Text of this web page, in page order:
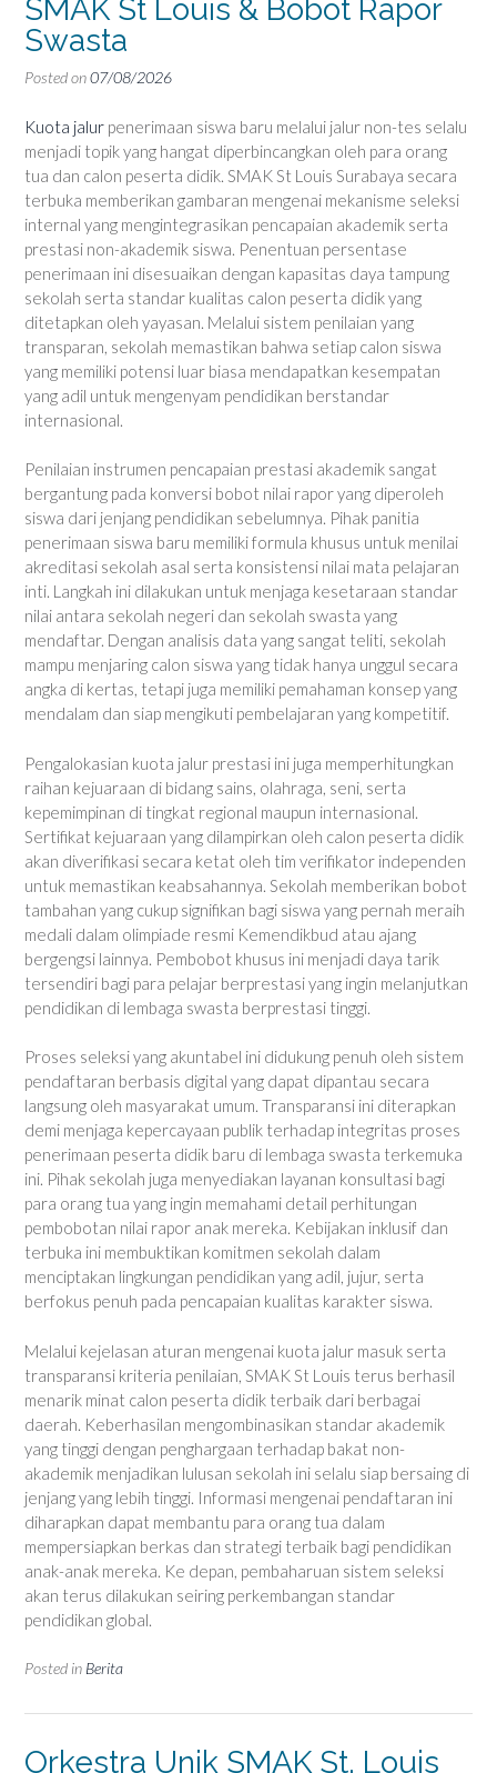
SMAK St Louis & Bobot Rapor
Swasta
Posted on07/08/2026
Kuota jalur penerimaan siswa baru melalui jalur non-tes selalu
menjadi topik yang hangat diperbincangkan oleh para orang
tua dan calon peserta didik. SMAK St Louis Surabaya secara
terbuka memberikan gambaran mengenai mekanisme seleksi
internal yang mengintegrasikan pencapaian akademik serta
prestasi non-akademik siswa. Penentuan persentase
penerimaan ini disesuaikan dengan kapasitas daya tampung
sekolah serta standar kualitas calon peserta didik yang
ditetapkan oleh yayasan. Melalui sistem penilaian yang
transparan, sekolah memastikan bahwa setiap calon siswa
yang memiliki potensi luar biasa mendapatkan kesempatan
yang adil untuk mengenyam pendidikan berstandar
internasional.
Penilaian instrumen pencapaian prestasi akademik sangat
bergantung pada konversi bobot nilai rapor yang diperoleh
siswa dari jenjang pendidikan sebelumnya. Pihak panitia
penerimaan siswa baru memiliki formula khusus untuk menilai
akreditasi sekolah asal serta konsistensi nilai mata pelajaran
inti. Langkah ini dilakukan untuk menjaga kesetaraan standar
nilai antara sekolah negeri dan sekolah swasta yang
mendaftar. Dengan analisis data yang sangat teliti, sekolah
mampu menjaring calon siswa yang tidak hanya unggul secara
angka di kertas, tetapi juga memiliki pemahaman konsep yang
mendalam dan siap mengikuti pembelajaran yang kompetitif.
Pengalokasian kuota jalur prestasi ini juga memperhitungkan
raihan kejuaraan di bidang sains, olahraga, seni, serta
kepemimpinan di tingkat regional maupun internasional.
Sertifikat kejuaraan yang dilampirkan oleh calon peserta didik
akan diverifikasi secara ketat oleh tim verifikator independen
untuk memastikan keabsahannya. Sekolah memberikan bobot
tambahan yang cukup signifikan bagi siswa yang pernah meraih
medali dalam olimpiade resmi Kemendikbud atau ajang
bergengsi lainnya. Pembobot khusus ini menjadi daya tarik
tersendiri bagi para pelajar berprestasi yang ingin melanjutkan
pendidikan di lembaga swasta berprestasi tinggi.
Proses seleksi yang akuntabel ini didukung penuh oleh sistem
pendaftaran berbasis digital yang dapat dipantau secara
langsung oleh masyarakat umum. Transparansi ini diterapkan
demi menjaga kepercayaan publik terhadap integritas proses
penerimaan peserta didik baru di lembaga swasta terkemuka
ini. Pihak sekolah juga menyediakan layanan konsultasi bagi
para orang tua yang ingin memahami detail perhitungan
pembobotan nilai rapor anak mereka. Kebijakan inklusif dan
terbuka ini membuktikan komitmen sekolah dalam
menciptakan lingkungan pendidikan yang adil, jujur, serta
berfokus penuh pada pencapaian kualitas karakter siswa.
Melalui kejelasan aturan mengenai kuota jalur masuk serta
transparansi kriteria penilaian, SMAK St Louis terus berhasil
menarik minat calon peserta didik terbaik dari berbagai
daerah. Keberhasilan mengombinasikan standar akademik
yang tinggi dengan penghargaan terhadap bakat non-
akademik menjadikan lulusan sekolah ini selalu siap bersaing di
jenjang yang lebih tinggi. Informasi mengenai pendaftaran ini
diharapkan dapat membantu para orang tua dalam
mempersiapkan berkas dan strategi terbaik bagi pendidikan
anak-anak mereka. Ke depan, pembaharuan sistem seleksi
akan terus dilakukan seiring perkembangan standar
pendidikan global.
Posted in Berita
Orkestra Unik SMAK St. Louis